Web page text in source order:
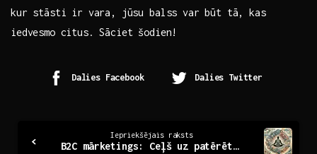
kur stāsti ir vara, jūsu ‍balss var būt tā, kas
iedvesmo citus. Sāciet šodien!
Dalies Facebook Dalies Twitter
Iepriekšējais raksts
B2C mārketings: Ceļš uz patērētāju sirdīm un prātiem